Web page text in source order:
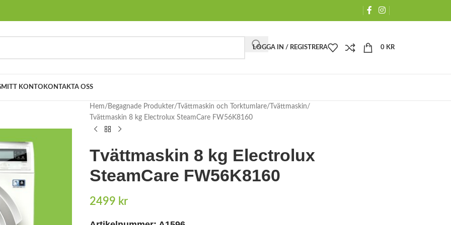
LOGGA IN / REGISTRERA 0 KR
MITT KONTO KONTAKTA OSS
Hem Begagnade Produkter Tvättmaskin och Torktumlare
Tvättmaskin
Tvättmaskin 8 kg Electrolux SteamCare FW56K8160
Tvättmaskin 8 kg Electrolux
SteamCare FW56K8160
2499 kr